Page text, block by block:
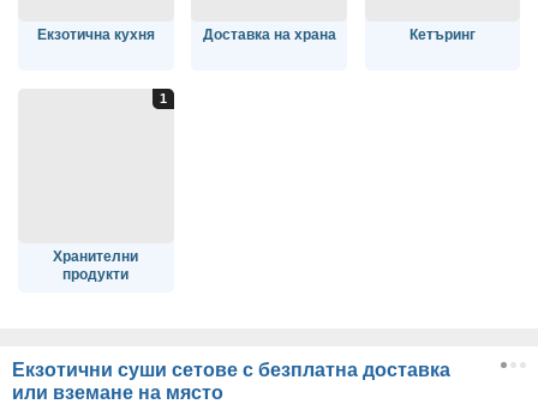
Екзотична кухня Доставка на храна Кетъринг
Хранителни
продукти
Екзотични суши сетове с безплатна доставка
или вземане на място